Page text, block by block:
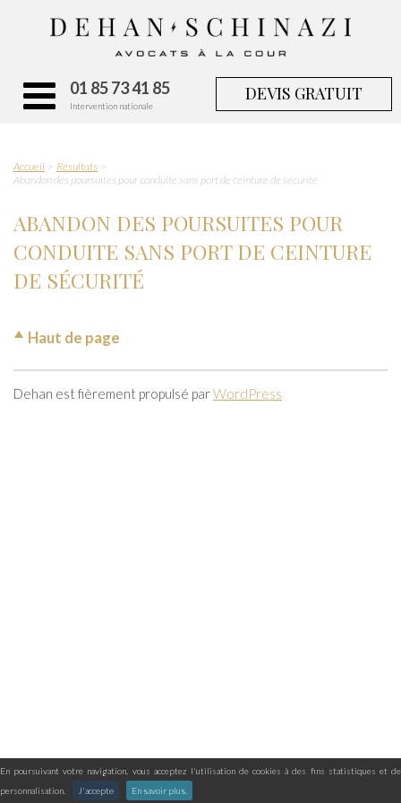
En poursuivant votre navigation, vous acceptez l'utilisation de cookies à des fins statistiques et de
personnalisation.
J'accepte En savoir plus.
01 85 73 41 85
Intervention nationale
DEVIS GRATUIT
Accueil
Résultats
Abandon des poursuites pour conduite sans port de ceinture de sécurité
ABANDON DES POURSUITES POUR
CONDUITE SANS PORT DE CEINTURE
DE SÉCURITÉ
Haut de page
Dehan est fièrement propulsé parWordPress